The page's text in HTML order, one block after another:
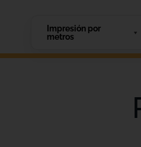
Impresión por
metros